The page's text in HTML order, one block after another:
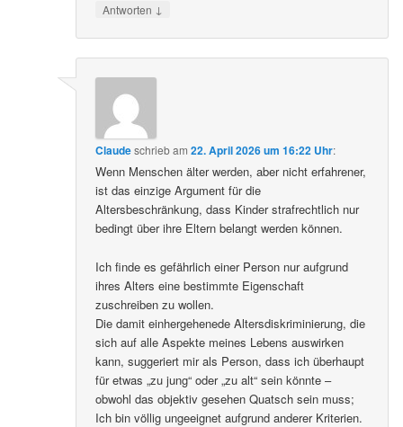
Antworten ↓
Claudeschriebam22. April 2026 um 16:22 Uhr:
Wenn Menschen älter werden, aber nicht erfahrener,
ist das einzige Argument für die
Altersbeschränkung, dass Kinder strafrechtlich nur
bedingt über ihre Eltern belangt werden können.
Ich finde es gefährlich einer Person nur aufgrund
ihres Alters eine bestimmte Eigenschaft
zuschreiben zu wollen.
Die damit einhergehenede Altersdiskriminierung, die
sich auf alle Aspekte meines Lebens auswirken
kann, suggeriert mir als Person, dass ich überhaupt
für etwas „zu jung“ oder „zu alt“ sein könnte –
obwohl das objektiv gesehen Quatsch sein muss;
Ich bin völlig ungeeignet aufgrund anderer Kriterien.